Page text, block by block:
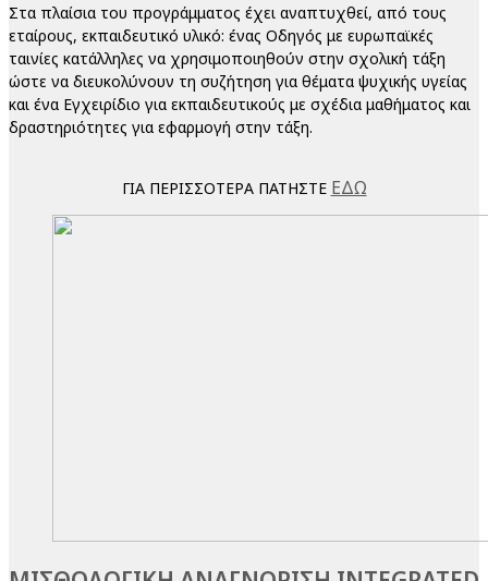
Στα πλαίσια του προγράμματος έχει αναπτυχθεί, από τους
εταίρους, εκπαιδευτικό υλικό: ένας Οδηγός με ευρωπαϊκές
ταινίες κατάλληλες να χρησιμοποιηθούν στην σχολική τάξη
ώστε να διευκολύνουν τη συζήτηση για θέματα ψυχικής υγείας
και ένα Εγχειρίδιο για εκπαιδευτικούς με σχέδια μαθήματος και
δραστηριότητες για εφαρμογή στην τάξη.
ΓΙΑ ΠΕΡΙΣΣΟΤΕΡΑ ΠΑΤΗΣΤΕ ΕΔΩ